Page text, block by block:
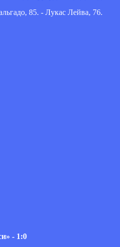
85. - Лукас Лейва, 76.
- 1:0